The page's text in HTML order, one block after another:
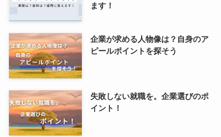
ます！
企業が求める人物像は？自身のア
ピールポイントを探そう
失敗しない就職を。企業選びのポ
イント！